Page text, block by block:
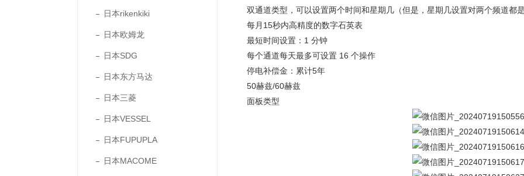
日本rikenkiki
日本欧姆龙
日本SDG
日本东方马达
日本三菱
日本VESSEL
日本FUPUPLA
日本MACOME
双通道类型，可以设置两个时间和星期几（但是，星期几设置对两个频道都是
每月15秒内高精度的数字石英表
最短时间设置：1 分钟
每个通道每天最多可设置 16 个操作
停电补偿金：累计5年
50赫兹/60赫兹
面板类型